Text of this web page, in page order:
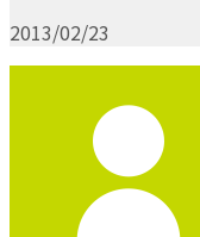
2013/02/23